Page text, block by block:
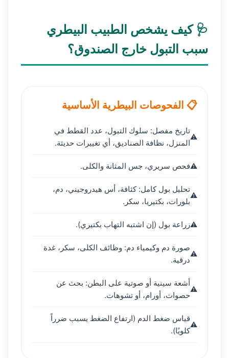
🩺 كيف يشخص الطبيب البيطري
سبب التبول خارج الصندوق؟
📋 الفحوصات البيطرية الأساسية
تاريخ مفصل: سلوك التبول، عدد القطط في
المنزل، نظافة الصناديق، أي تغييرات حديثة.
فحص سريري، جس المثانة والكلى.
تحليل بول كامل: كثافة، أس هيدروجيني، دم،
بلورات، بكتيريا، سكر.
زراعة بول (إن اشتبه التهاب بكتيري).
صورة دم وكيمياء دم: وظائف الكلى، سكر، غدة
درقية.
أشعة سينية أو صوتية على البطن: بحث عن
حصوات، أورام، أو تشوهات.
قياس ضغط الدم (ارتفاع الضغط يسبب ضرراً
كلويًا).